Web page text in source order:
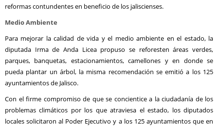
reformas contundentes en beneficio de los jaliscienses.
Medio Ambiente
Para mejorar la calidad de vida y el medio ambiente en el estado, la
diputada Irma de Anda Licea propuso se reforesten áreas verdes,
parques, banquetas, estacionamientos, camellones y en donde se
pueda plantar un árbol, la misma recomendación se emitió a los 125
ayuntamientos de Jalisco.
Con el firme compromiso de que se concientice a la ciudadanía de los
problemas climáticos por los que atraviesa el estado, los diputados
locales solicitaron al Poder Ejecutivo y a los 125 ayuntamientos que en